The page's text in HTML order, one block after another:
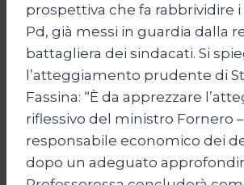
prospettiva che fa rabbrividire
Pd, già messi in guardia dalla
battagliera dei sindacati. Si
l’atteggiamento prudente di
Fassina: “È da apprezzare
riflessivo del ministro Fornero
responsabile economico dei
dopo un adeguato